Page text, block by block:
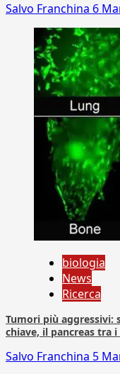
Salvo Franchina 6
biologia
News
Ricerca
Tumori più aggressivi:
chiave, il pancreas tra
Salvo Franchina 5